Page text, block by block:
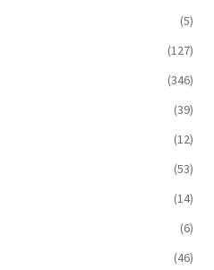
(5)
(127)
(346)
(39)
(12)
(53)
(14)
(6)
(46)